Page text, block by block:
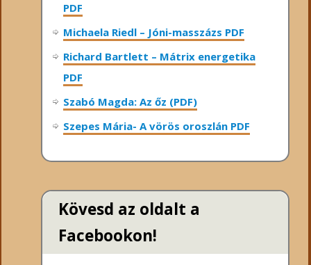
PDF
Michaela Riedl – Jóni-masszázs PDF
Richard Bartlett – Mátrix energetika
PDF
Szabó Magda: Az őz (PDF)
Szepes Mária- A vörös oroszlán PDF
Kövesd az oldalt a
Facebookon!